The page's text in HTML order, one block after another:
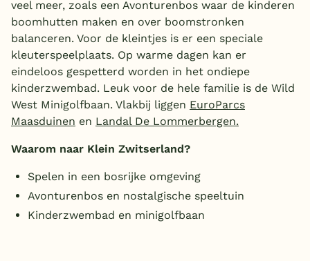
veel meer, zoals een Avonturenbos waar de kinderen
boomhutten maken en over boomstronken
balanceren. Voor de kleintjes is er een speciale
kleuterspeelplaats. Op warme dagen kan er
eindeloos gespetterd worden in het ondiepe
kinderzwembad. Leuk voor de hele familie is de Wild
West Minigolfbaan. Vlakbij liggen EuroParcs
Maasduinen en Landal De Lommerbergen.
Waarom naar Klein Zwitserland?
Spelen in een bosrijke omgeving
Avonturenbos en nostalgische speeltuin
Kinderzwembad en minigolfbaan